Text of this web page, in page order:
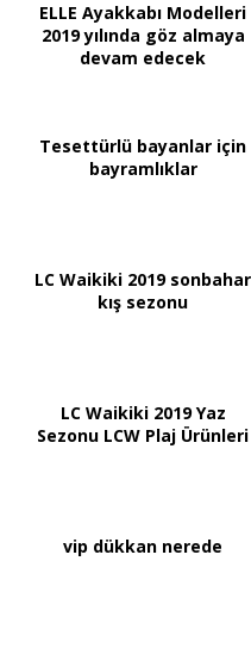
ELLE Ayakkabı Modelleri
2019 yılında göz almaya
devam edecek
Tesettürlü bayanlar için
bayramlıklar
LC Waikiki 2019 sonbahar
kış sezonu
LC Waikiki 2019 Yaz
Sezonu LCW Plaj Ürünleri
vip dükkan nerede